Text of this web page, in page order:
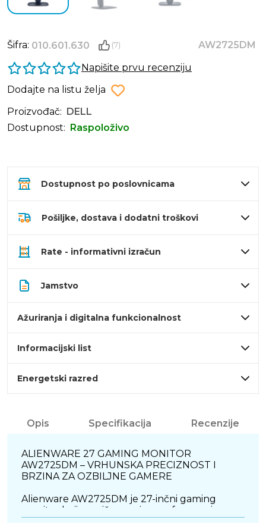
Šifra: 010.601.630 (7)
AW2725DM
Napišite prvu recenziju
Dodajte na listu želja
Proizvođač:
DELL
Dostupnost:
Raspoloživo
Dostupnost po poslovnicama
Pošiljke, dostava i dodatni troškovi
Rate - informativni izračun
Jamstvo
Ažuriranja i digitalna funkcionalnost
Informacijski list
Energetski razred
Opis Specifikacija Recenzije
ALIENWARE 27 GAMING MONITOR
AW2725DM – VRHUNSKA PRECIZNOST I
BRZINA ZA OZBILJNE GAMERE
Alienware AW2725DM je 27-inčni gaming
monitor koji pomiče granice performansi,